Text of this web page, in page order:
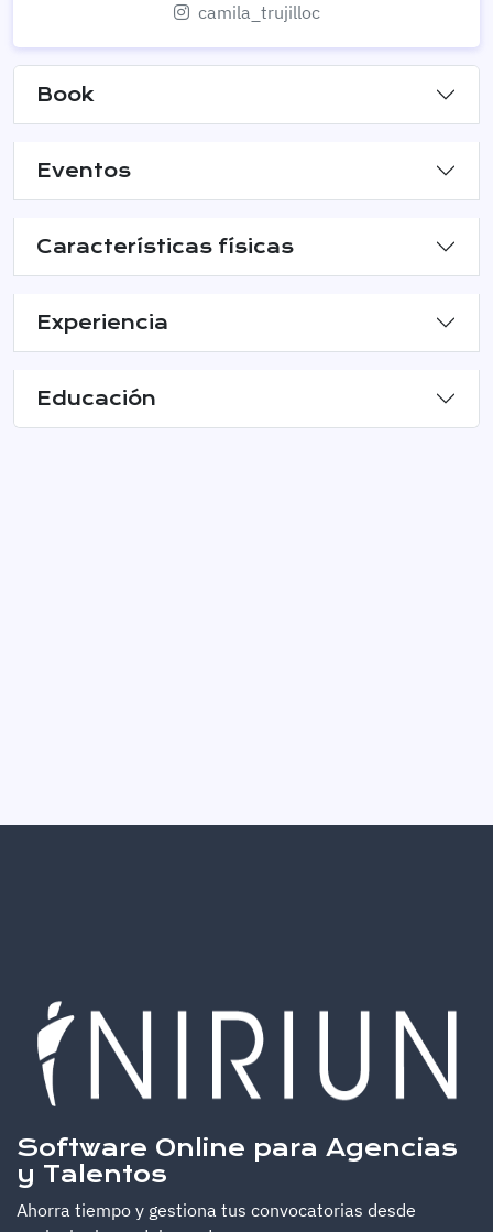
camila_trujilloc
Book
Eventos
Características físicas
Experiencia
Educación
Software Online para Agencias
y Talentos
Ahorra tiempo y gestiona tus convocatorias desde